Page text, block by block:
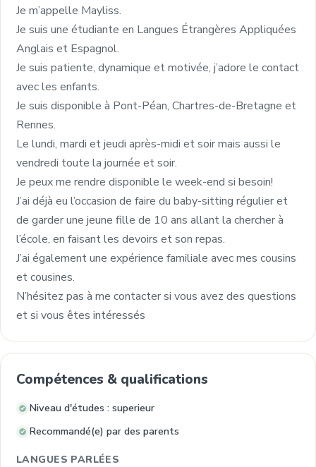
Je m’appelle Mayliss.
Je suis une étudiante en Langues Étrangères Appliquées
Anglais et Espagnol.
Je suis patiente, dynamique et motivée, j’adore le contact
avec les enfants.
Je suis disponible à Pont-Péan, Chartres-de-Bretagne et
Rennes.
Le lundi, mardi et jeudi après-midi et soir mais aussi le
vendredi toute la journée et soir.
Je peux me rendre disponible le week-end si besoin!
J’ai déjà eu l’occasion de faire du baby-sitting régulier et
de garder une jeune fille de 10 ans allant la chercher à
l’école, en faisant les devoirs et son repas.
J’ai également une expérience familiale avec mes cousins
et cousines.
N’hésitez pas à me contacter si vous avez des questions
et si vous êtes intéressés
Compétences & qualifications
Niveau d'études : superieur
Recommandé(e) par des parents
LANGUES PARLÉES